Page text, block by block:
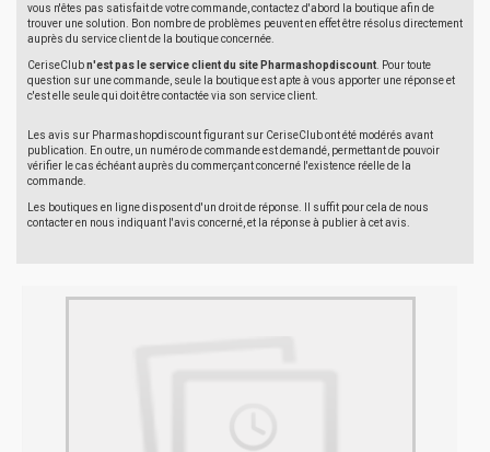
vous n'êtes pas satisfait de votre commande, contactez d'abord la boutique afin de
trouver une solution. Bon nombre de problèmes peuvent en effet être résolus directement
auprès du service client de la boutique concernée.
CeriseClubn'est pas le service client du site Pharmashopdiscount . Pour toute
question sur une commande, seule la boutique est apte à vous apporter une réponse et
c'est elle seule qui doit être contactée via son service client.
Les avis sur Pharmashopdiscount figurant sur CeriseClub ont été modérés avant
publication. En outre, un numéro de commande est demandé, permettant de pouvoir
vérifier le cas échéant auprès du commerçant concerné l'existence réelle de la
commande.
Les boutiques en ligne disposent d'un droit de réponse. Il suffit pour cela de nous
contacter en nous indiquant l'avis concerné, et la réponse à publier à cet avis.